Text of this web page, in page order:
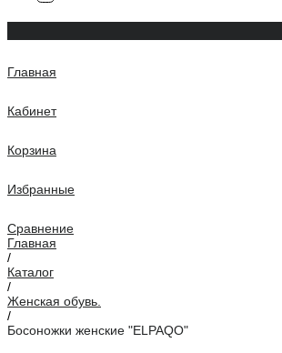
Главная
Кабинет
Корзина
Избранные
Сравнение
Главная
/
Каталог
/
Женская обувь.
/
Босоножки женские "ELPAQO"